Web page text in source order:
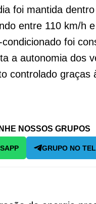
foi mantida
entre 110 km/h
foi
a autonomia dos
controlado graças
NOSSOS GRUPOS
GRUPO NO